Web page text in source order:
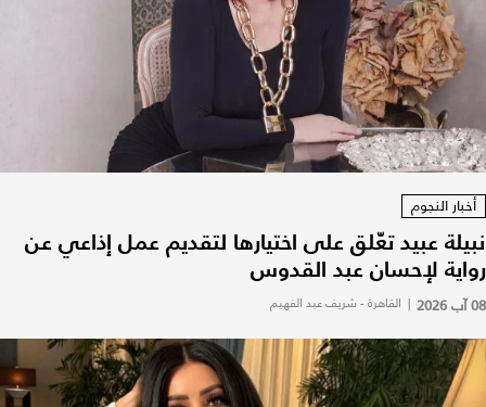
أخبار النجوم
نبيلة عبيد تعّلق على اختيارها لتقديم عمل إذاعي عن
رواية لإحسان عبد القدوس
08 آب 2026 | القاهرة - شريف عبد الفهيم